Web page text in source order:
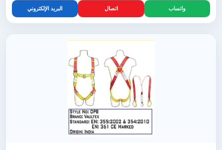
واتساب اتصال البريد الإلكتروني